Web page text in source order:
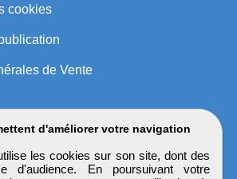
d'améliorer votre navigation
les cookies sur son site, dont des
d'audience. En poursuivant votre
cookies
de Vente